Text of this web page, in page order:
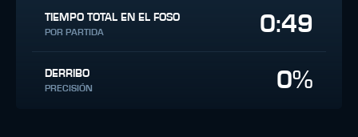
TIEMPO TOTAL EN EL FOSO
POR PARTIDA 0:49
DERRIBO
PRECISIÓN 0%